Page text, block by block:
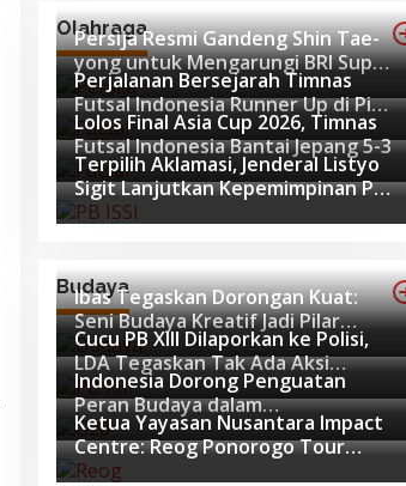
Olahraga
Persija Resmi Gandeng Shin Tae-
yong untuk Mengarungi BRI Super
League 2026-2027
Perjalanan Bersejarah Timnas
Futsal Indonesia Runner Up di Piala
Asia Futsal 2026
Lolos Final Asia Cup 2026, Timnas
Futsal Indonesia Bantai Jepang 5-3
Terpilih Aklamasi, Jenderal Listyo
Sigit Lanjutkan Kepemimpinan PB
ISSI hingga 2029
Budaya
Ibas Tegaskan Dorongan Kuat:
Seni Budaya Kreatif Jadi Pilar
Utama Identitas dan Ekonomi
Nasional
Cucu PB XIII Dilaporkan ke Polisi,
LDA Tegaskan Tak Ada Aksi
Pemukulan
Indonesia Dorong Penguatan
Peran Budaya dalam
Pembangunan Global di Forum G20
Afrika Selatan
Ketua Yayasan Nusantara Impact
Centre: Reog Ponorogo Tour
Europe adalah Langkah Strategis